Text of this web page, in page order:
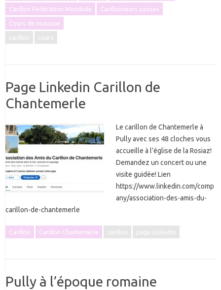
Carillon Fédération Mondiale Carillonneurs suisses
Cours de musique
carillon cours
Page Linkedin Carillon de
Chantemerle
Le carillon de Chantemerle à
Pully avec ses 48 cloches vous
accueille à l’église de la Rosiaz!
Demandez un concert ou une
visite guidée! Lien
https://www.linkedin.com/comp
any/association-des-amis-du-
carillon-de-chantemerle
Carillon Carillon Chantemerle carillon page Linkedin
Pully à l’époque romaine